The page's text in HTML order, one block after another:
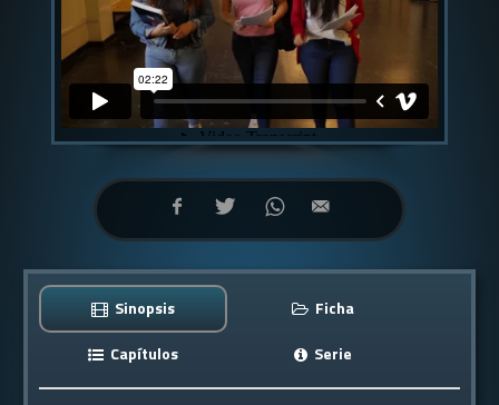
Sinopsis
Ficha
Capítulos
Serie